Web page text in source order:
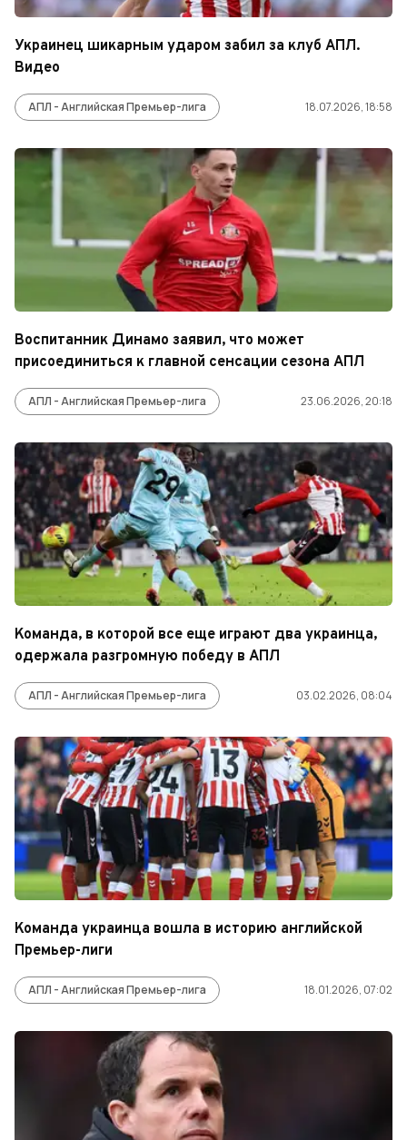
Украинец шикарным ударом забил за клуб АПЛ.
Видео
АПЛ - Английская Премьер-лига 18.07.2026, 18:58
Воспитанник Динамо заявил, что может
присоединиться к главной сенсации сезона АПЛ
АПЛ - Английская Премьер-лига 23.06.2026, 20:18
Команда, в которой все еще играют два украинца,
одержала разгромную победу в АПЛ
АПЛ - Английская Премьер-лига 03.02.2026, 08:04
Команда украинца вошла в историю английской
Премьер-лиги
АПЛ - Английская Премьер-лига 18.01.2026, 07:02